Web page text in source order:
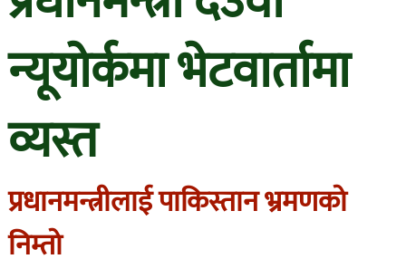
न्यूयोर्कमा भेटवार्तामा
व्यस्त
प्रधानमन्त्रीलाई पाकिस्तान भ्रमणको
निम्तो